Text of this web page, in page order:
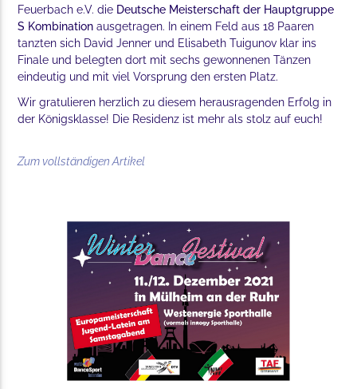
Feuerbach e.V. die Deutsche Meisterschaft der Hauptgruppe
S Kombination ausgetragen. In einem Feld aus 18 Paaren
tanzten sich David Jenner und Elisabeth Tuigunov klar ins
Finale und belegten dort mit sechs gewonnenen Tänzen
eindeutig und mit viel Vorsprung den ersten Platz.
Wir gratulieren herzlich zu diesem herausragenden Erfolg in
der Königsklasse! Die Residenz ist mehr als stolz auf euch!
Zum vollständigen Artikel